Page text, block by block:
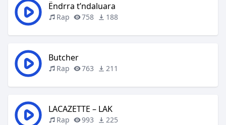
Ëndrra t’ndaluara
Rap 758 188
Butcher
Rap 763 211
LACAZETTE – LAK
Rap 993 225